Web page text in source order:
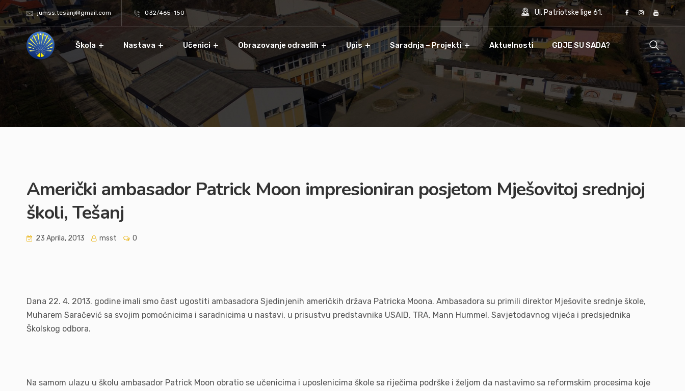
jumss.tesanj@gmail.com 032/465-150 Ul. Patriotske lige 61.
Škola Nastava Učenici Obrazovanje odraslih Upis Saradnja – Projekti Aktuelnosti GDJE SU SADA?
Američki ambasador Patrick Moon impresioniran posjetom Mješovitoj srednjoj
školi, Tešanj
23 Aprila, 2013 msst 0
Dana 22. 4. 2013. godine imali smo čast ugostiti ambasadora Sjedinjenih američkih država Patricka Moona. Ambasadora su primili direktor Mješovite srednje škole,
Muharem Saračević sa svojim pomoćnicima i saradnicima u nastavi, u prisustvu predstavnika USAID, TRA, Mann Hummel, Savjetodavnog vijeća i predsjednika
Školskog odbora.
Na samom ulazu u školu ambasador Patrick Moon obratio se učenicima i uposlenicima škole sa riječima podrške i željom da nastavimo sa reformskim procesima koje